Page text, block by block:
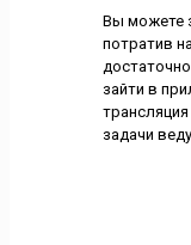
Вы можете
потратив
зайти в
задачи